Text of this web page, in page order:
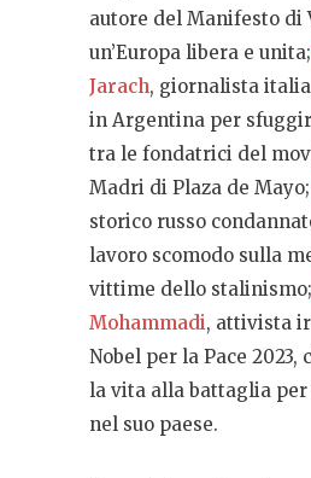
autore del Manifesto di
un’Europa libera e
Jarach, giornalista
in Argentina per
tra le fondatrici del
Madri di Plaza de Mayo;
storico russo
lavoro scomodo sulla
vittime dello stalinismo;
Mohammadi, attivista
Nobel per la Pace 2023,
la vita alla battaglia
nel suo paese.